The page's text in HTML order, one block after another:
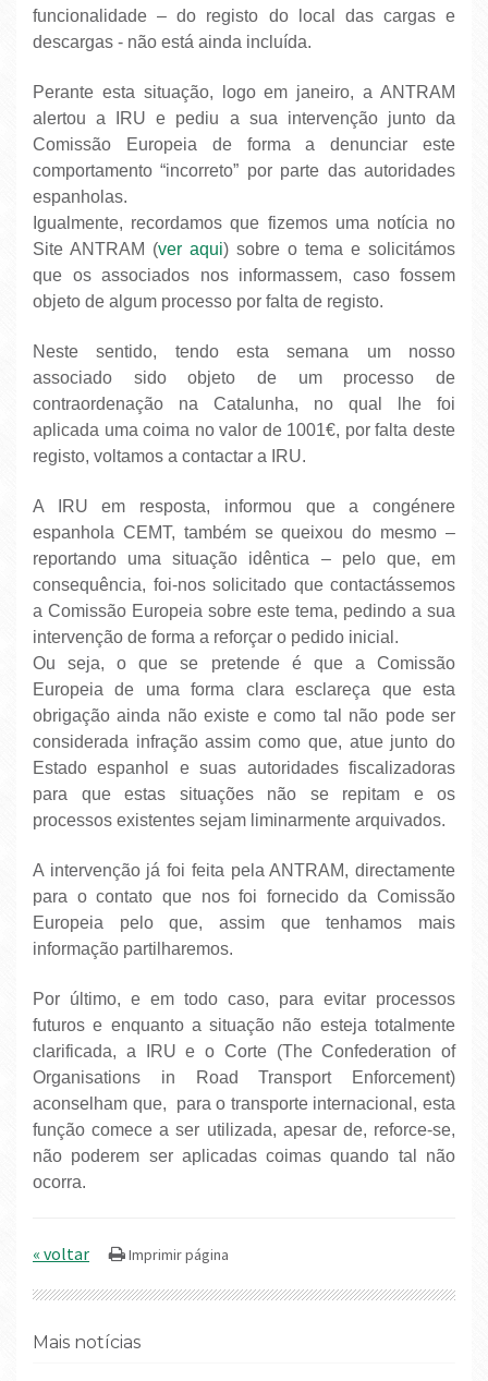
funcionalidade – do registo do local das cargas e
descargas - não está ainda incluída.
Perante esta situação, logo em janeiro, a ANTRAM
alertou a IRU e pediu a sua intervenção junto da
Comissão Europeia de forma a denunciar este
comportamento “incorreto” por parte das autoridades
espanholas.
Igualmente, recordamos que fizemos uma notícia no
Site ANTRAM (ver aqui) sobre o tema e solicitámos
que os associados nos informassem, caso fossem
objeto de algum processo por falta de registo.
Neste sentido, tendo esta semana um nosso
associado sido objeto de um processo de
contraordenação na Catalunha, no qual lhe foi
aplicada uma coima no valor de 1001€, por falta deste
registo, voltamos a contactar a IRU.
A IRU em resposta, informou que a congénere
espanhola CEMT, também se queixou do mesmo –
reportando uma situação idêntica – pelo que, em
consequência, foi-nos solicitado que contactássemos
a Comissão Europeia sobre este tema, pedindo a sua
intervenção de forma a reforçar o pedido inicial.
Ou seja, o que se pretende é que a Comissão
Europeia de uma forma clara esclareça que esta
obrigação ainda não existe e como tal não pode ser
considerada infração assim como que, atue junto do
Estado espanhol e suas autoridades fiscalizadoras
para que estas situações não se repitam e os
processos existentes sejam liminarmente arquivados.
A intervenção já foi feita pela ANTRAM, directamente
para o contato que nos foi fornecido da Comissão
Europeia pelo que, assim que tenhamos mais
informação partilharemos.
Por último, e em todo caso, para evitar processos
futuros e enquanto a situação não esteja totalmente
clarificada, a IRU e o Corte (The Confederation of
Organisations in Road Transport Enforcement)
aconselham que, para o transporte internacional, esta
função comece a ser utilizada, apesar de, reforce-se,
não poderem ser aplicadas coimas quando tal não
ocorra.
« voltar
Mais notícias